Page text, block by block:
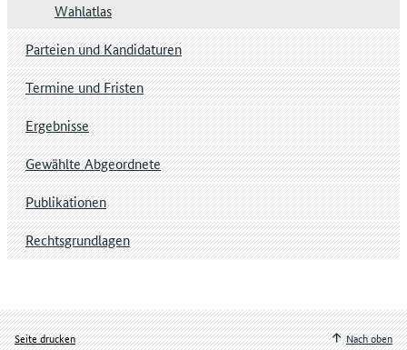
Wahlatlas
Parteien und Kandidaturen
Termine und Fristen
Ergebnisse
Gewählte Abgeordnete
Publikationen
Rechtsgrundlagen
Seite drucken
Nach oben